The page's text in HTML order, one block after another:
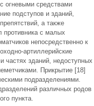
огневыми средствами
подступов и зданий,
а также
противника с малых
непосредственно к
артиллерийские
частях зданий, недоступных
Прикрытие [18]
подразделениями.
различных родов
пункта.